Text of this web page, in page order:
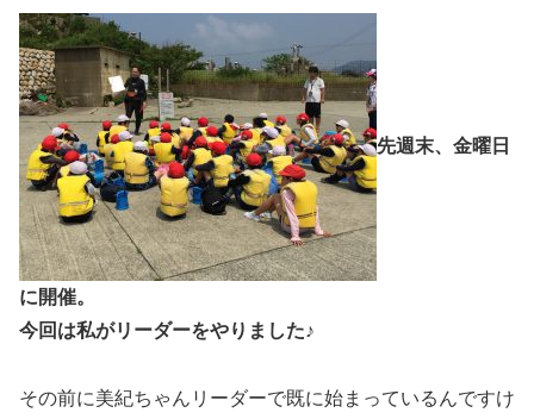
先週末、金曜日
に開催。
今回は私がリーダーをやりました♪
その前に美紀ちゃんリーダーで既に始まっているんですけ